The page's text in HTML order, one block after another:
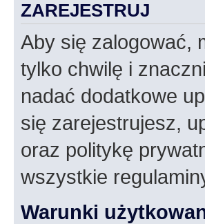
ZAREJESTRUJ
Aby się zalogować,
tylko chwilę i
nadać dodatkowe
się zarejestrujesz,
oraz politykę
wszystkie
Warunki